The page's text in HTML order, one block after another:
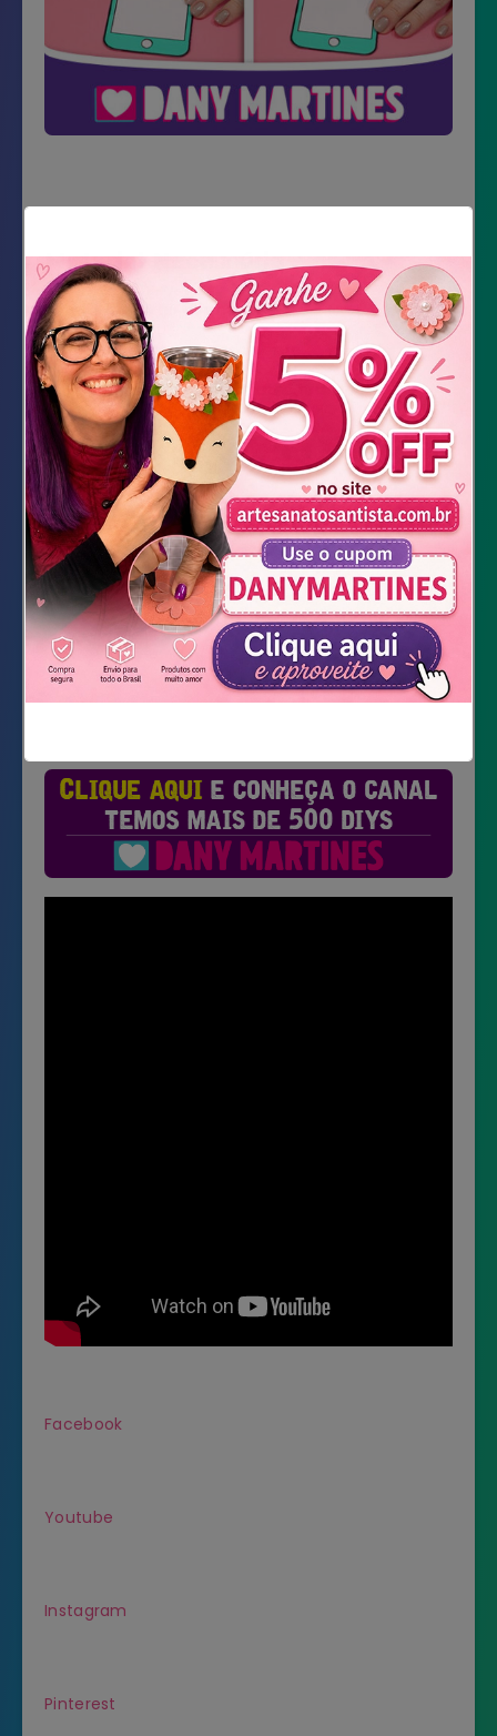
Material Necessário
Impressão dos moldes
Fita adesiva transparente
Marcadores para quadro branco
Tesoura
Cola gel
Baixar Molde
Facebook
Youtube
Instagram
Pinterest
Não mostrar novamente